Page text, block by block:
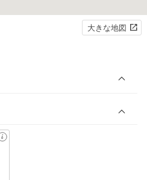
大きな地図